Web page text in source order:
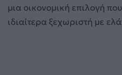
μια οικονομική επιλογή
ιδιαίτερα ξεχωριστή με